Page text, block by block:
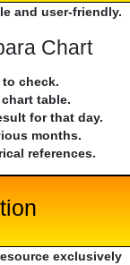
and user-friendly.
Chart
check.
table.
for that day.
months.
references.
exclusively